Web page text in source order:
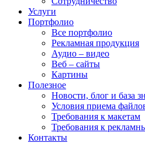
Услуги
Портфолио
Все портфолио
Рекламная продукция
Аудио – видео
Веб – сайты
Картины
Полезное
Новости, блог и база
Условия приема
Требования к макетам
Требования к
Контакты